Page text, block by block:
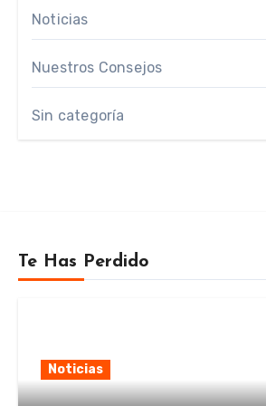
Noticias
Nuestros Consejos
Sin categoría
Te Has Perdido
Noticias